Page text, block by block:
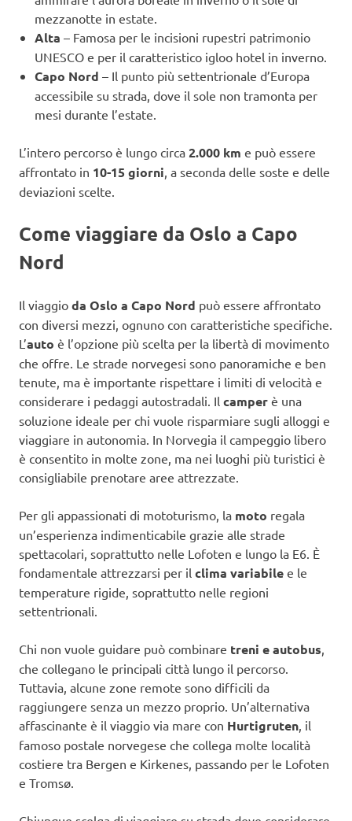
mezzanotte in estate.
Alta – Famosa per le incisioni rupestri patrimonio
UNESCO e per il caratteristico igloo hotel in inverno.
Capo Nord – Il punto più settentrionale d’Europa
accessibile su strada, dove il sole non tramonta per
mesi durante l’estate.
L’intero percorso è lungo circa 2.000 km e può essere
affrontato in 10-15 giorni, a seconda delle soste e delle
deviazioni scelte.
Come viaggiare da Oslo a Capo
Nord
Il viaggio da Oslo a Capo Nord può essere affrontato
con diversi mezzi, ognuno con caratteristiche specifiche.
L’auto è l’opzione più scelta per la libertà di movimento
che offre. Le strade norvegesi sono panoramiche e ben
tenute, ma è importante rispettare i limiti di velocità e
considerare i pedaggi autostradali. Il camper è una
soluzione ideale per chi vuole risparmiare sugli alloggi e
viaggiare in autonomia. In Norvegia il campeggio libero
è consentito in molte zone, ma nei luoghi più turistici è
consigliabile prenotare aree attrezzate.
Per gli appassionati di mototurismo, la moto regala
un’esperienza indimenticabile grazie alle strade
spettacolari, soprattutto nelle Lofoten e lungo la E6. È
fondamentale attrezzarsi per il clima variabile e le
temperature rigide, soprattutto nelle regioni
settentrionali.
Chi non vuole guidare può combinare treni e autobus,
che collegano le principali città lungo il percorso.
Tuttavia, alcune zone remote sono difficili da
raggiungere senza un mezzo proprio. Un’alternativa
affascinante è il viaggio via mare con Hurtigruten, il
famoso postale norvegese che collega molte località
costiere tra Bergen e Kirkenes, passando per le Lofoten
e Tromsø.